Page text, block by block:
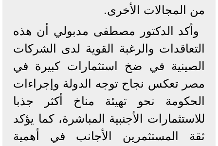
من المجالات الأخرى.
وأكد الدكتور مصطفى مدبولي أن هذه
التعاقدات والرغبة القوية لدى الشركات
الصينية في ضخ استثمارات كبيرة في
مصر تعكس نجاح توجه الدولة وإجراءات
الحكومة نحو تهيئة مناخ أكثر جذبا
للاستثمارات الأجنبية المباشرة، كما يؤكد
ثقة المستثمرين الأجانب في أهمية